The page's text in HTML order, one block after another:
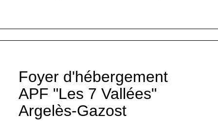
Foyer d'hébergement
APF "Les 7 Vallées"
Argelès-Gazost